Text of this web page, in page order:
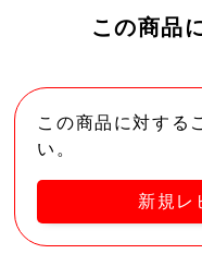
この商品
この商品に対する
い。
新規レ